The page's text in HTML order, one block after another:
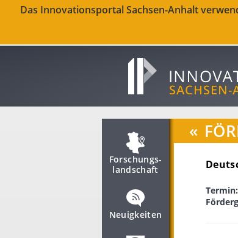
Das Innovationsportal Sachsen-Anhalt
Forschungs­
landschaft
Neuigkeiten
«
Termin: